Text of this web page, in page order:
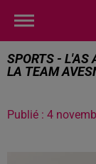
SPORTS - L'AS
LA TEAM
Publié : 4